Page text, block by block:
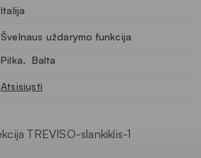
Italija
Švelnaus uždarymo funkcija
Pilka, Balta
Atsisiųsti